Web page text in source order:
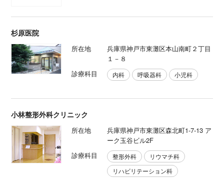
杉原医院
所在地
兵庫県神戸市東灘区本山南町２丁目
１－８
診療科目
内科 呼吸器科 小児科
小林整形外科クリニック
所在地
兵庫県神戸市東灘区森北町1-7-13 ア
ーク玉谷ビル2F
診療科目
整形外科
リウマチ科
リハビリテーション科